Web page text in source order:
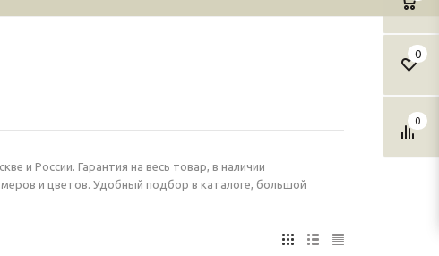
0
0
и России. Гарантия на весь товар, в наличии
и цветов. Удобный подбор в каталоге, большой